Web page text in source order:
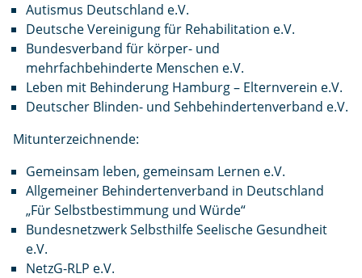
Autismus Deutschland e.V.
Deutsche Vereinigung für Rehabilitation e.V.
Bundesverband für körper- und
mehrfachbehinderte Menschen e.V.
Leben mit Behinderung Hamburg – Elternverein e.V.
Deutscher Blinden- und Sehbehindertenverband e.V.
Mitunterzeichnende:
Gemeinsam leben, gemeinsam Lernen e.V.
Allgemeiner Behindertenverband in Deutschland
„Für Selbstbestimmung und Würde“
Bundesnetzwerk Selbsthilfe Seelische Gesundheit
e.V.
NetzG-RLP e.V.